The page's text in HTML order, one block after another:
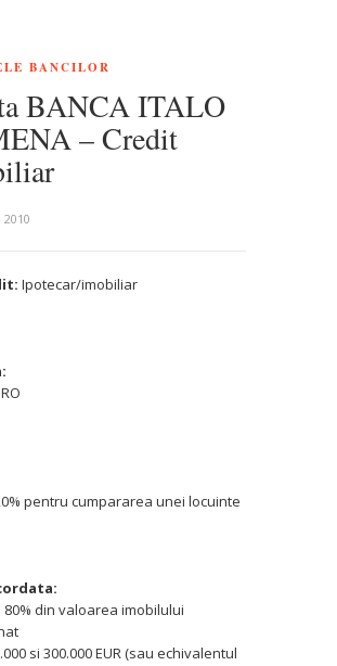
BANCILOR
BANCA ITALO
– Credit
Ipotecar/imobiliar
pentru cumpararea unei locuinte
80% din valoarea imobilului
si 300.000 EUR (sau echivalentul